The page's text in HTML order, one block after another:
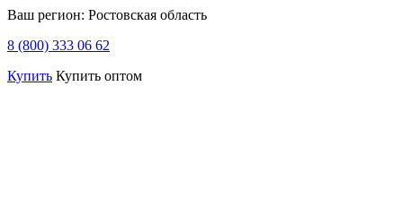
Ваш регион: Ростовская область
8 (800) 333 06 62
Купить Купить оптом